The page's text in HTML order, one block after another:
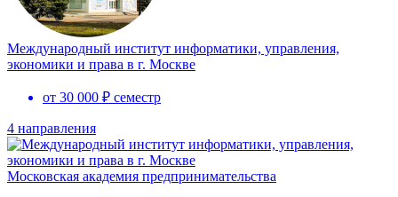
Международный институт информатики, управления,
экономики и права в г. Москве
от 30 000 ₽ семестр
4 направления
Московская академия предпринимательства